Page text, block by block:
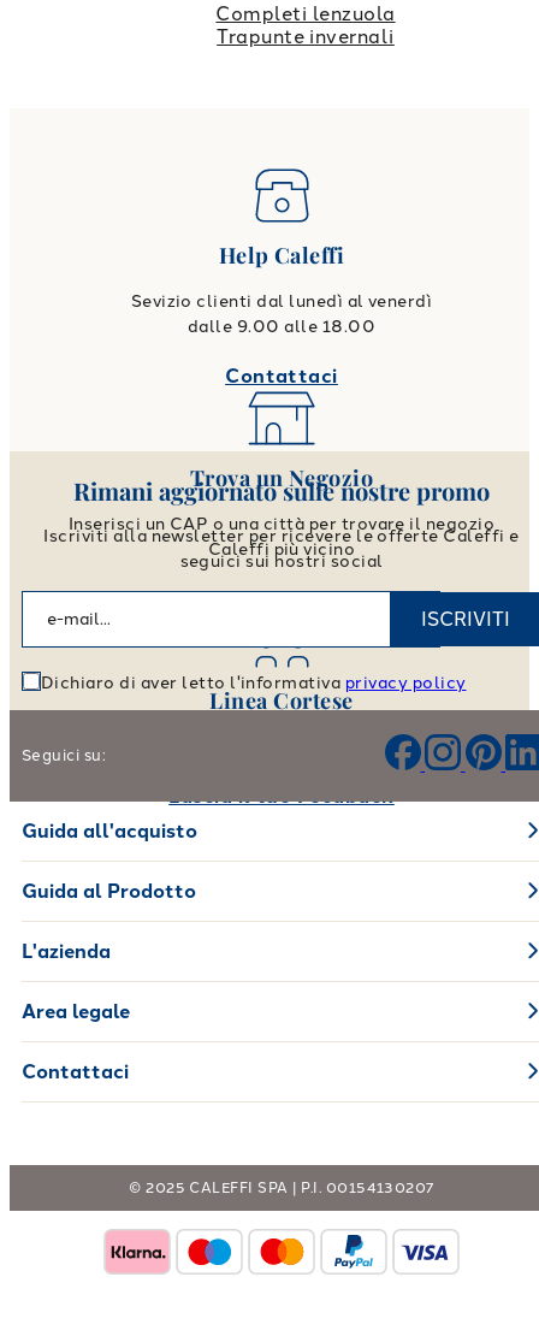
Completi lenzuola
Trapunte invernali
Help Caleffi
Sevizio clienti dal lunedì al venerdì
dalle 9.00 alle 18.00
Contattaci
Trova un Negozio
Inserisci un CAP o una città per trovare il negozio
Caleffi più vicino
Vai allo store locator
Linea Cortese
Aiutaci a migliorare i nostri prodotti e il nostro servizio
Rimani aggiornato sulle nostre promo
Iscriviti alla newsletter per ricevere le offerte Caleffi e
seguici sui nostri social
ISCRIVITI
Dichiaro di aver letto l'informativa privacy policy
Seguici su:
Guida all'acquisto
Guida al Prodotto
L'azienda
Area legale
Contattaci
© 2025 CALEFFI SPA | P.I. 00154130207